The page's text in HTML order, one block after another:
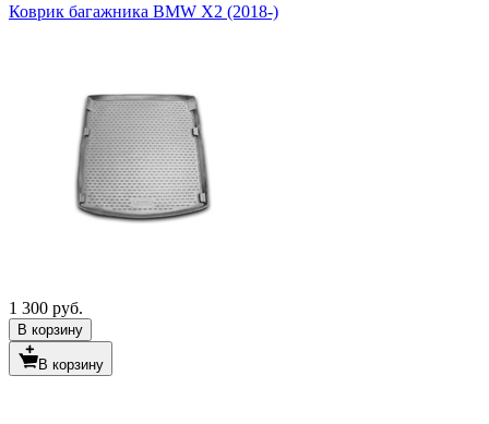
Коврик багажника BMW X2 (2018-)
1 300 руб.
В корзину
В корзину